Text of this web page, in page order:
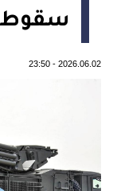
سقوط
2026.06.02
-
23:50